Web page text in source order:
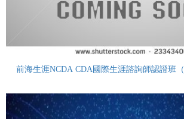
前海生涯NCDA CDA國際生涯諮詢師認證班